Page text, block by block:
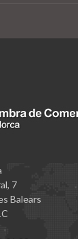
7
Balears